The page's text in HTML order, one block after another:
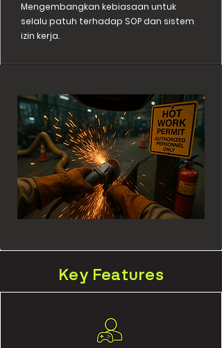
Mengembangkan kebiasaan untuk
selalu patuh terhadap SOP dan sistem
izin kerja.
Key Features